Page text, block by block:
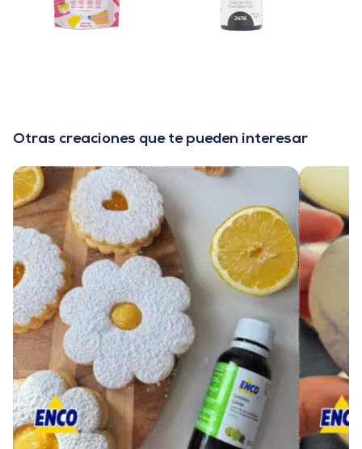
Otras creaciones que te pueden interesar